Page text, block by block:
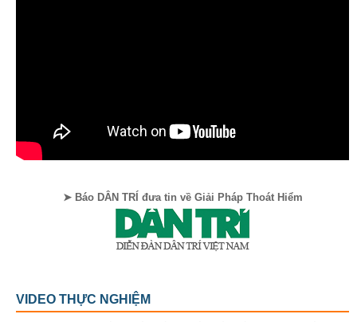
➤ Báo DÂN TRÍ đưa tin về Giải Pháp Thoát Hiểm
VIDEO THỰC NGHIỆM